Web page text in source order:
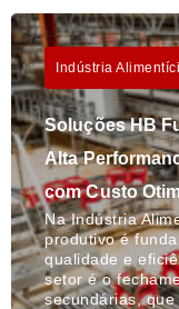
Indústria
Soluções HB
Alta
com Custo
Na Indústria
produtivo é
qualidade e
setor é o
secundárias,